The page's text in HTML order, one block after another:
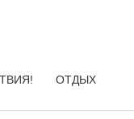
ОТДЫХ